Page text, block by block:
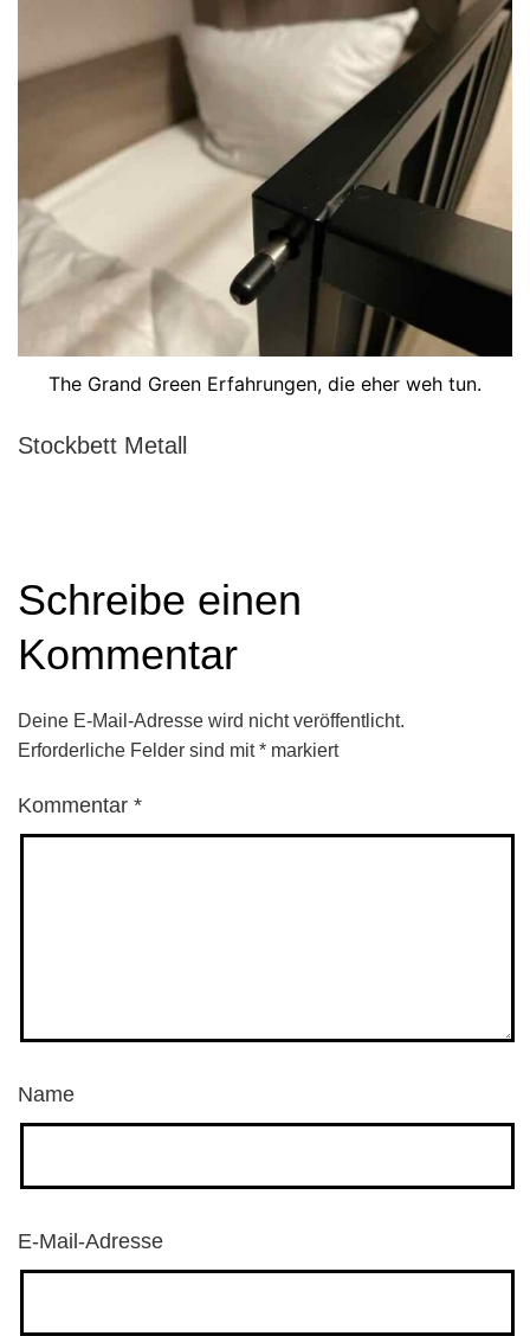
The Grand Green Erfahrungen, die eher weh tun.
Stockbett Metall
Schreibe einen
Kommentar
Deine E-Mail-Adresse wird nicht veröffentlicht.
Erforderliche Felder sind mit* markiert
Kommentar *
Name
E-Mail-Adresse